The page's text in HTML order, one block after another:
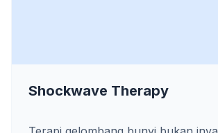
Shockwave Therapy